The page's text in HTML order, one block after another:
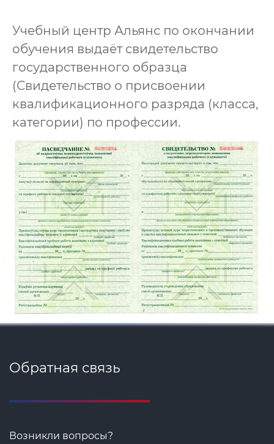
Учебный центр Альянс по окончании
обучения выдаёт свидетельство
государственного образца
(Свидетельство о присвоении
квалификационного разряда (класса,
категории) по профессии.
Обратная связь
Возникли вопросы?